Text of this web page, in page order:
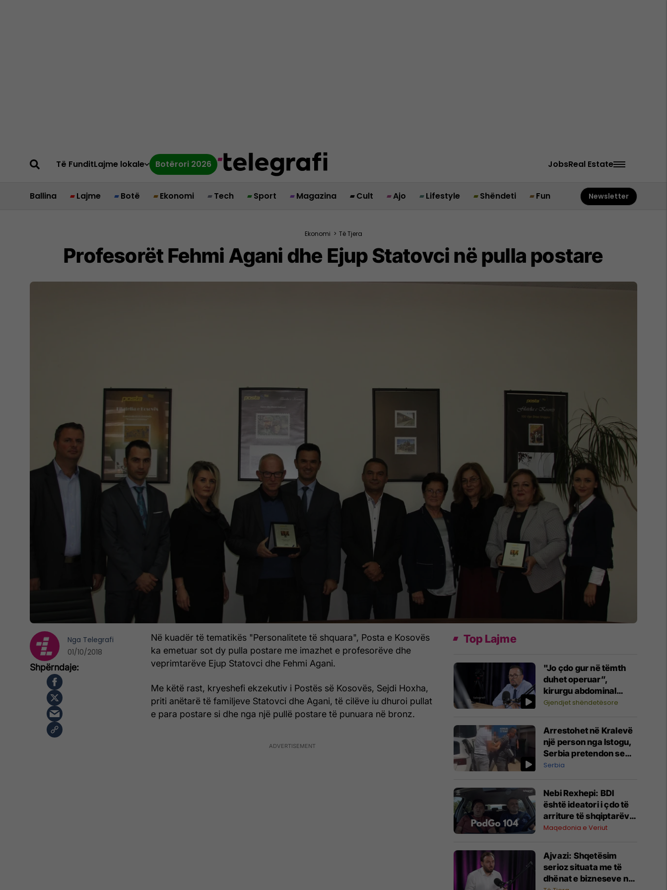
Të FunditLajme lokale Botërori 2026 JobsReal Estate
Ballina Lajme Botë Ekonomi Tech Sport Magazina Cult Ajo Lifestyle Shëndeti Fun Newsletter
Ekonomi > Të Tjera
Profesorët Fehmi Agani dhe Ejup Statovci në pulla postare
Në kuadër të tematikës "Personalitete të shquara", Posta e Kosovës
ka emetuar sot dy pulla postare me imazhet e profesorëve dhe
veprimtarëve Ejup Statovci dhe Fehmi Agani.
Me këtë rast, kryeshefi ekzekutiv i Postës së Kosovës, Sejdi Hoxha,
priti anëtarë të familjeve Statovci dhe Agani, të cilëve iu dhuroi pullat
e para postare si dhe nga një pullë postare të punuara në bronz.
Nga Telegrafi
01/10/2018
Top Lajme
"Jo çdo gur në tëmth
duhet operuar”,
kirurgu abdominal
Ymer Durmishi tregon
Gjendjet shëndetësore
Arrestohet në Kralevë
një person nga Istogu,
Serbia pretendon se
kreu spiunazh
Serbia
Nebi Rexhepi: BDI
është ideatori i çdo të
arriture të shqiptarëve
në Maqedoninë e
Maqedonia e Veriut
Ajvazi: Shqetësim
serioz situata me të
dhënat e bizneseve në